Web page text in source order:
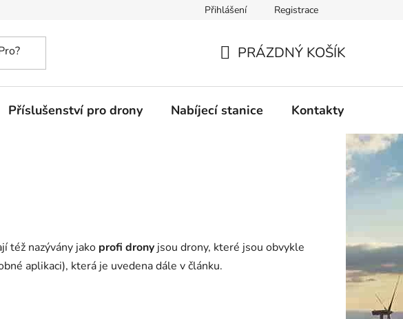
údajů Přihlášení Registrace
KOŠÍK
PRÁZDNÝ KOŠÍK
Příslušenství pro drony Nabíjecí stanice Kontakty
též nazývány jako profi drony jsou drony, které jsou obvykle
aplikaci), která je uvedena dále v článku.